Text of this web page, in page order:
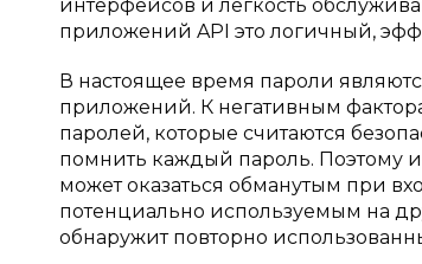
интерфейсов и легкость
приложений API это логичный,
В настоящее время пароли
приложений. К негативным
паролей, которые считаются
помнить каждый пароль. Поэтому
может оказаться обманутым при
потенциально используемым на
обнаружит повторно